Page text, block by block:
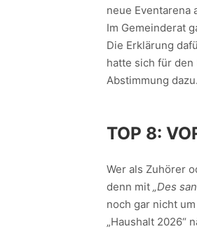
neue Eventarena
Im Gemeinderat
Die Erklärung
hatte sich für
Abstimmung dazu.
TOP 8:
Wer als Zuhörer
denn mit „Des
noch gar nicht
„Haushalt 2026“